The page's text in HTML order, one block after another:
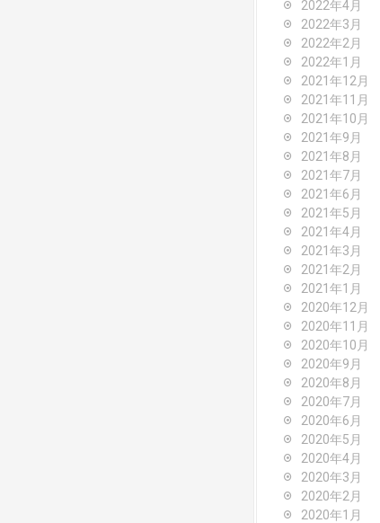
2022年4月
2022年3月
2022年2月
2022年1月
2021年12月
2021年11月
2021年10月
2021年9月
2021年8月
2021年7月
2021年6月
2021年5月
2021年4月
2021年3月
2021年2月
2021年1月
2020年12月
2020年11月
2020年10月
2020年9月
2020年8月
2020年7月
2020年6月
2020年5月
2020年4月
2020年3月
2020年2月
2020年1月